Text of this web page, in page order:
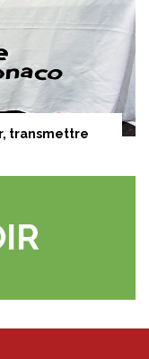
transmettre